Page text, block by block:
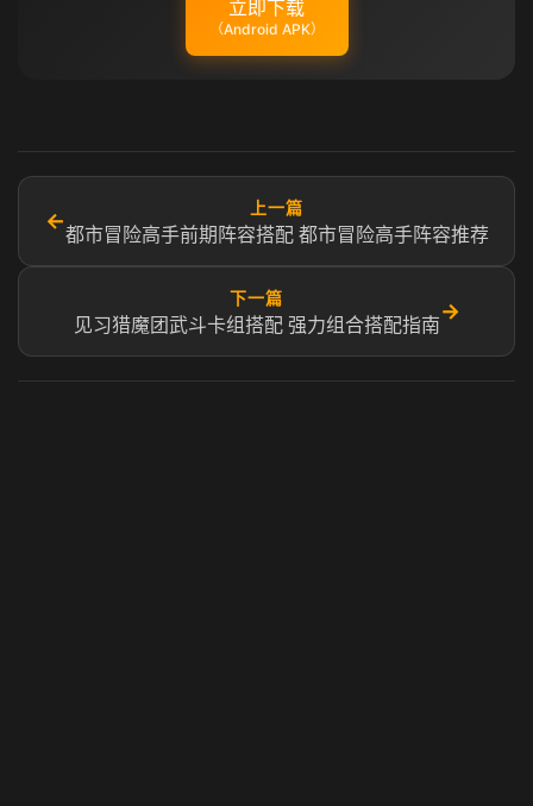
立即下载
（Android APK）
←
上一篇
都市冒险高手前期阵容搭配 都市冒险高手阵容推荐
下一篇
见习猎魔团武斗卡组搭配 强力组合搭配指南
→